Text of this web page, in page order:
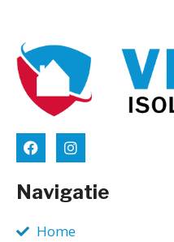
Navigatie
Home